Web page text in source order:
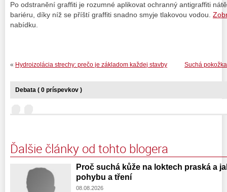
Po odstranění graffiti je rozumné aplikovat ochranný antigraffiti
bariéru, díky níž se příští graffiti snadno smyje tlakovou vodou.
nabídku.
Suchá
« Hydroizolácia strechy: prečo je základom každej stavby
Debata ( 0 príspevkov )
Ďalšie články od tohto blogera
Proč suchá kůže na loktech praská a
pohybu a tření
08.08.2026